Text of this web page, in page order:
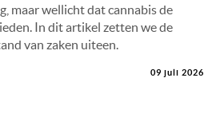
maar wellicht dat cannabis de
In dit artikel zetten we de
van zaken uiteen.
09 juli 2026